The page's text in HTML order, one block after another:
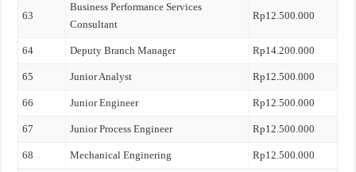
63
Business Performance Services
Consultant
Rp12.500.000
64 Deputy Branch Manager Rp14.200.000
65 Junior Analyst Rp12.500.000
66 Junior Engineer Rp12.500.000
67 Junior Process Engineer Rp12.500.000
68 Mechanical Enginering Rp12.500.000